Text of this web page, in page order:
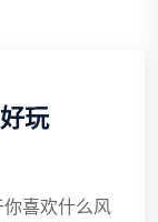
玩
喜欢什么风